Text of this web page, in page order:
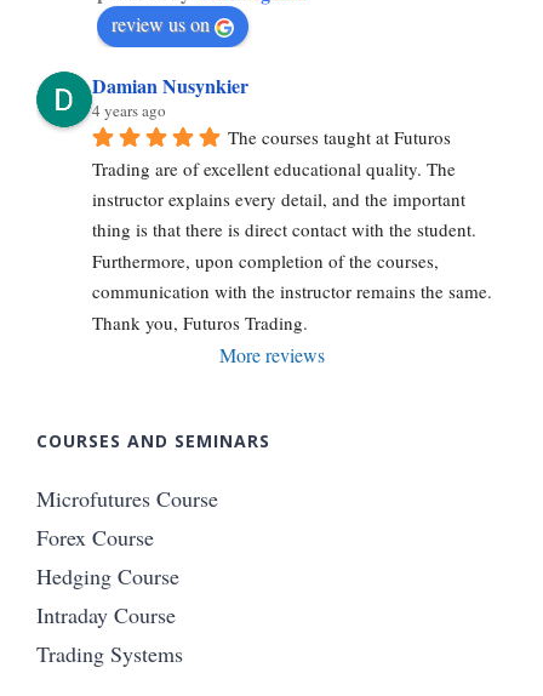
review us on
Damian Nusynkier
4 years ago
The courses taught at Futuros
Trading are of excellent educational quality. The
instructor explains every detail, and the important
thing is that there is direct contact with the student.
Furthermore, upon completion of the courses,
communication with the instructor remains the same.
Thank you, Futuros Trading.
More reviews
COURSES AND SEMINARS
Microfutures Course
Forex Course
Hedging Course
Intraday Course
Trading Systems